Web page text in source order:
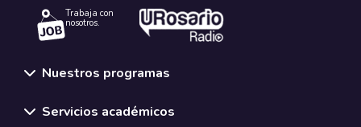
Trabaja con
nosotros.
Nuestros programas
Servicios académicos